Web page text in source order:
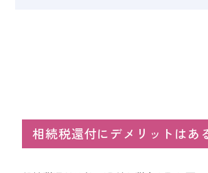
相続税還付にデメリットはあ